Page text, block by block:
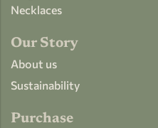
Necklaces
Our Story
About us
Sustainability
Purchase